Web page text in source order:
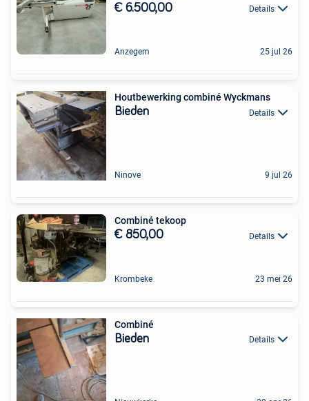
€ 6.500,00 Details
Anzegem 25 jul 26
Houtbewerking combiné Wyckmans
Bieden Details
Ninove 9 jul 26
Combiné tekoop
€ 850,00 Details
Krombeke 23 mei 26
Combiné
Bieden Details